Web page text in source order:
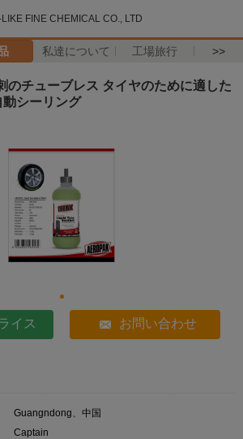
FINE CHEMICAL CO., LTD
私達について 工場旅行 >>
のチューブレス タイヤのために適した
シーリング
イス お問い合わせ
Guangndong、中国
Captain